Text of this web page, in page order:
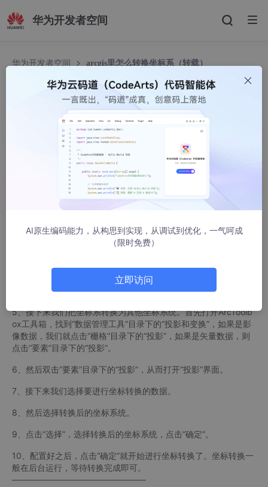
华为开发者空间
华为开发者空间 arcgis里怎么转换坐标系（转载）
arcgis里怎么转换坐标系（转载）
八家KK
48808人浏览 · 2022-04-02 14:05:35
1、首先我们要查看数据当前坐标系统是什么，我们点击“开始”，
然后点击“ArcGIS”目录下的“ArcCatalog”，从而打开电脑里的打开
2、打开了软件后我们找到数据所在位置。
3、然后右键点击数据集，打开“图层属性”界面。
S_1984，即世界级地理坐标系(World Geodetic System 1984)，
是为GPS全球定位系统使用而建立的坐标系统，也是全球所有卫星
所用的坐标系统，主要参数是地球经纬度。
5、接下来我们把坐标系转换为其他坐标系统。首先打开ArcToolb
ox工具箱，找到“数据管理工具”目录下的“投影和变换”，如果是影
像数据，我们就点击“栅格“目录下的“投影”，如果是矢量数据，则
点击“要素”目录下的“投影”。
6、然后双击“要素”目录下的“投影”，从而打开“投影”界面。
7、接下来我们选择要进行坐标转换的数据。
8、然后选择转换后的坐标系统。
9、点击“选择”，选择转换后的坐标系统，点击“确定”。
10、配置好之后，点击“确定”就开始进行坐标转换了。坐标转换一
般在后台运行，等待转换完成即可。
————————————————
AI原生编码能力，从构思到实现，从调试到优化，一气呵成
（限时免费）
立即访问